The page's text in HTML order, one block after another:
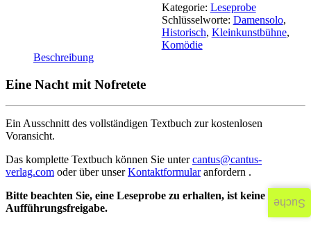
Kategorie: Leseprobe
Schlüsselworte: Damensolo,
Historisch, Kleinkunstbühne,
Komödie
Beschreibung
Eine Nacht mit Nofretete
Ein Ausschnitt des vollständigen Textbuch zur kostenlosen
Voransicht.
Das komplette Textbuch können Sie untercantus@cantus-
verlag.com oder über unserKontaktformularanfordern .
Bitte beachten Sie, eine Leseprobe zu erhalten, ist keine
Aufführungsfreigabe.
Suche